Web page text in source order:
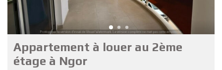
Appartement à louer au 2ème
étage à Ngor